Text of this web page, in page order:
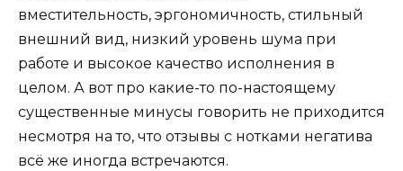
вместительность, эргономичность, стильный
внешний вид, низкий уровень шума при
работе и высокое качество исполнения в
целом. А вот про какие-то по-настоящему
существенные минусы говорить не приходится
несмотря на то, что отзывы с нотками негатива
всё же иногда встречаются.